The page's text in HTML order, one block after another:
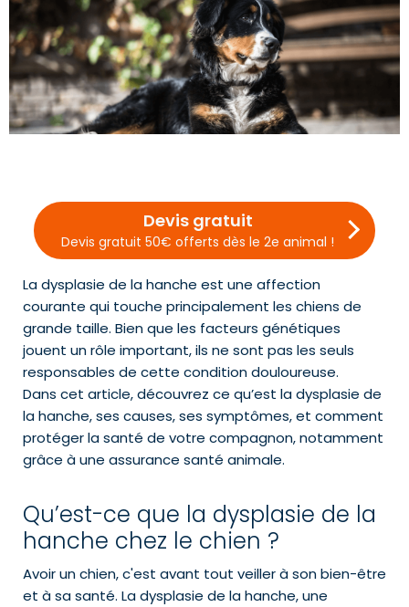
Devis gratuit
Devis gratuit 50€ offerts dès le 2e animal !
La dysplasie de la hanche est une affection
courante qui touche principalement les chiens de
grande taille. Bien que les facteurs génétiques
jouent un rôle important, ils ne sont pas les seuls
responsables de cette condition douloureuse.
Dans cet article, découvrez ce qu’est la dysplasie de
la hanche, ses causes, ses symptômes, et comment
protéger la santé de votre compagnon, notamment
grâce à une assurance santé animale.
Qu’est-ce que la dysplasie de la
hanche chez le chien ?
Avoir un chien, c'est avant tout veiller à son bien-être
et à sa santé. La dysplasie de la hanche, une